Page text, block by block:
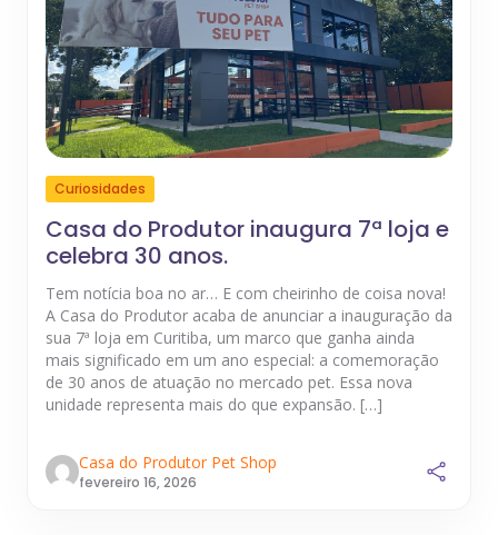
Curiosidades
Casa do Produtor inaugura 7ª loja e
celebra 30 anos.
Tem notícia boa no ar… E com cheirinho de coisa nova!
A Casa do Produtor acaba de anunciar a inauguração da
sua 7ª loja em Curitiba, um marco que ganha ainda
mais significado em um ano especial: a comemoração
de 30 anos de atuação no mercado pet. Essa nova
unidade representa mais do que expansão. […]
Casa do Produtor Pet Shop
fevereiro 16, 2026